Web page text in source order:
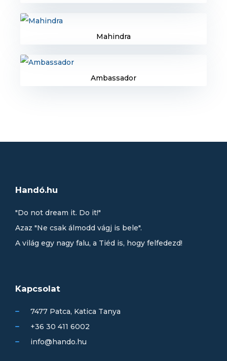
Mahindra
Ambassador
Handó.hu
"Do not dream it. Do it!"
Azaz "Ne csak álmodd vágj is bele".
A világ egy nagy falu, a Tiéd is, hogy felfedezd!
Kapcsolat
7477 Patca, Katica Tanya
+36 30 411 6002
info@hando.hu